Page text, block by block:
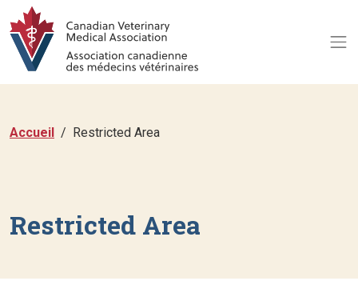
Accueil Restricted Area
Restricted Area